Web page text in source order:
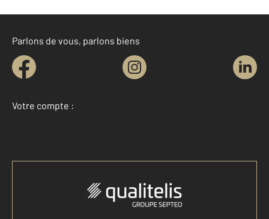
Parlons de vous, parlons biens
Votre compte :
Accéder à mon compte